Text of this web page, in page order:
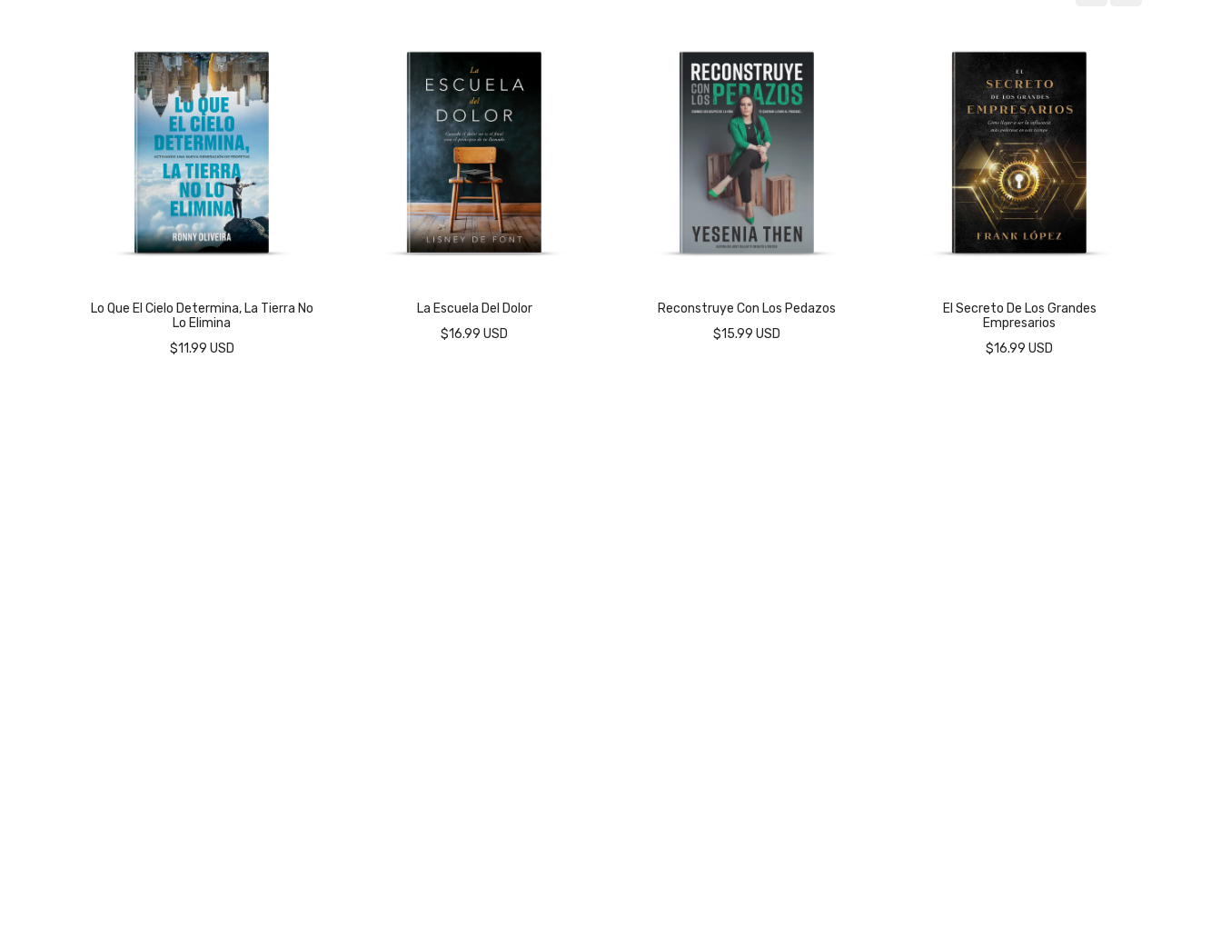
Lo Que El Cielo Determina, La Tierra No
Lo Elimina
$11.99 USD
La Escuela Del Dolor
$16.99 USD
Reconstruye Con Los Pedazos
$15.99 USD
El Secreto De Los Grandes
Empresarios
$16.99 USD